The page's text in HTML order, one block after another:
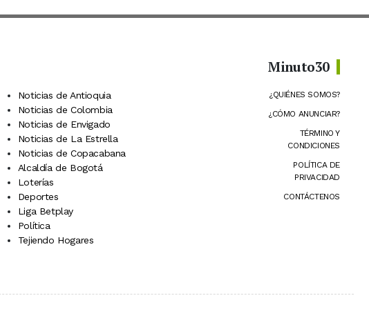
Noticias de Antioquia
Noticias de Colombia
Noticias de Envigado
Noticias de La Estrella
Noticias de Copacabana
Alcaldía de Bogotá
Loterías
Deportes
Liga Betplay
Política
Tejiendo Hogares
Minuto30
¿QUIÉNES SOMOS?
¿CÓMO ANUNCIAR?
TÉRMINO Y
CONDICIONES
POLÍTICA DE
PRIVACIDAD
CONTÁCTENOS